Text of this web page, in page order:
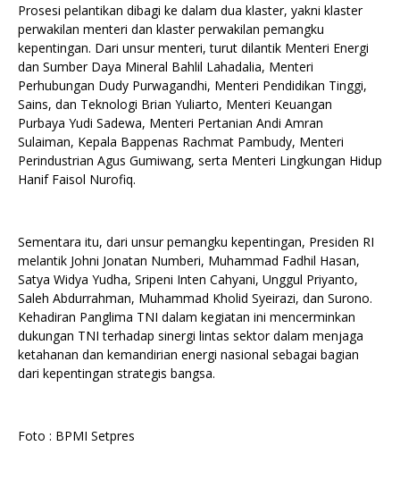
Prosesi pelantikan dibagi ke dalam dua klaster, yakni klaster
perwakilan menteri dan klaster perwakilan pemangku
kepentingan. Dari unsur menteri, turut dilantik Menteri Energi
dan Sumber Daya Mineral Bahlil Lahadalia, Menteri
Perhubungan Dudy Purwagandhi, Menteri Pendidikan Tinggi,
Sains, dan Teknologi Brian Yuliarto, Menteri Keuangan
Purbaya Yudi Sadewa, Menteri Pertanian Andi Amran
Sulaiman, Kepala Bappenas Rachmat Pambudy, Menteri
Perindustrian Agus Gumiwang, serta Menteri Lingkungan Hidup
Hanif Faisol Nurofiq.
Sementara itu, dari unsur pemangku kepentingan, Presiden RI
melantik Johni Jonatan Numberi, Muhammad Fadhil Hasan,
Satya Widya Yudha, Sripeni Inten Cahyani, Unggul Priyanto,
Saleh Abdurrahman, Muhammad Kholid Syeirazi, dan Surono.
Kehadiran Panglima TNI dalam kegiatan ini mencerminkan
dukungan TNI terhadap sinergi lintas sektor dalam menjaga
ketahanan dan kemandirian energi nasional sebagai bagian
dari kepentingan strategis bangsa.
Foto : BPMI Setpres